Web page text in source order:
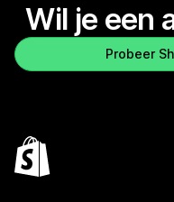
Wil je een
Probeer